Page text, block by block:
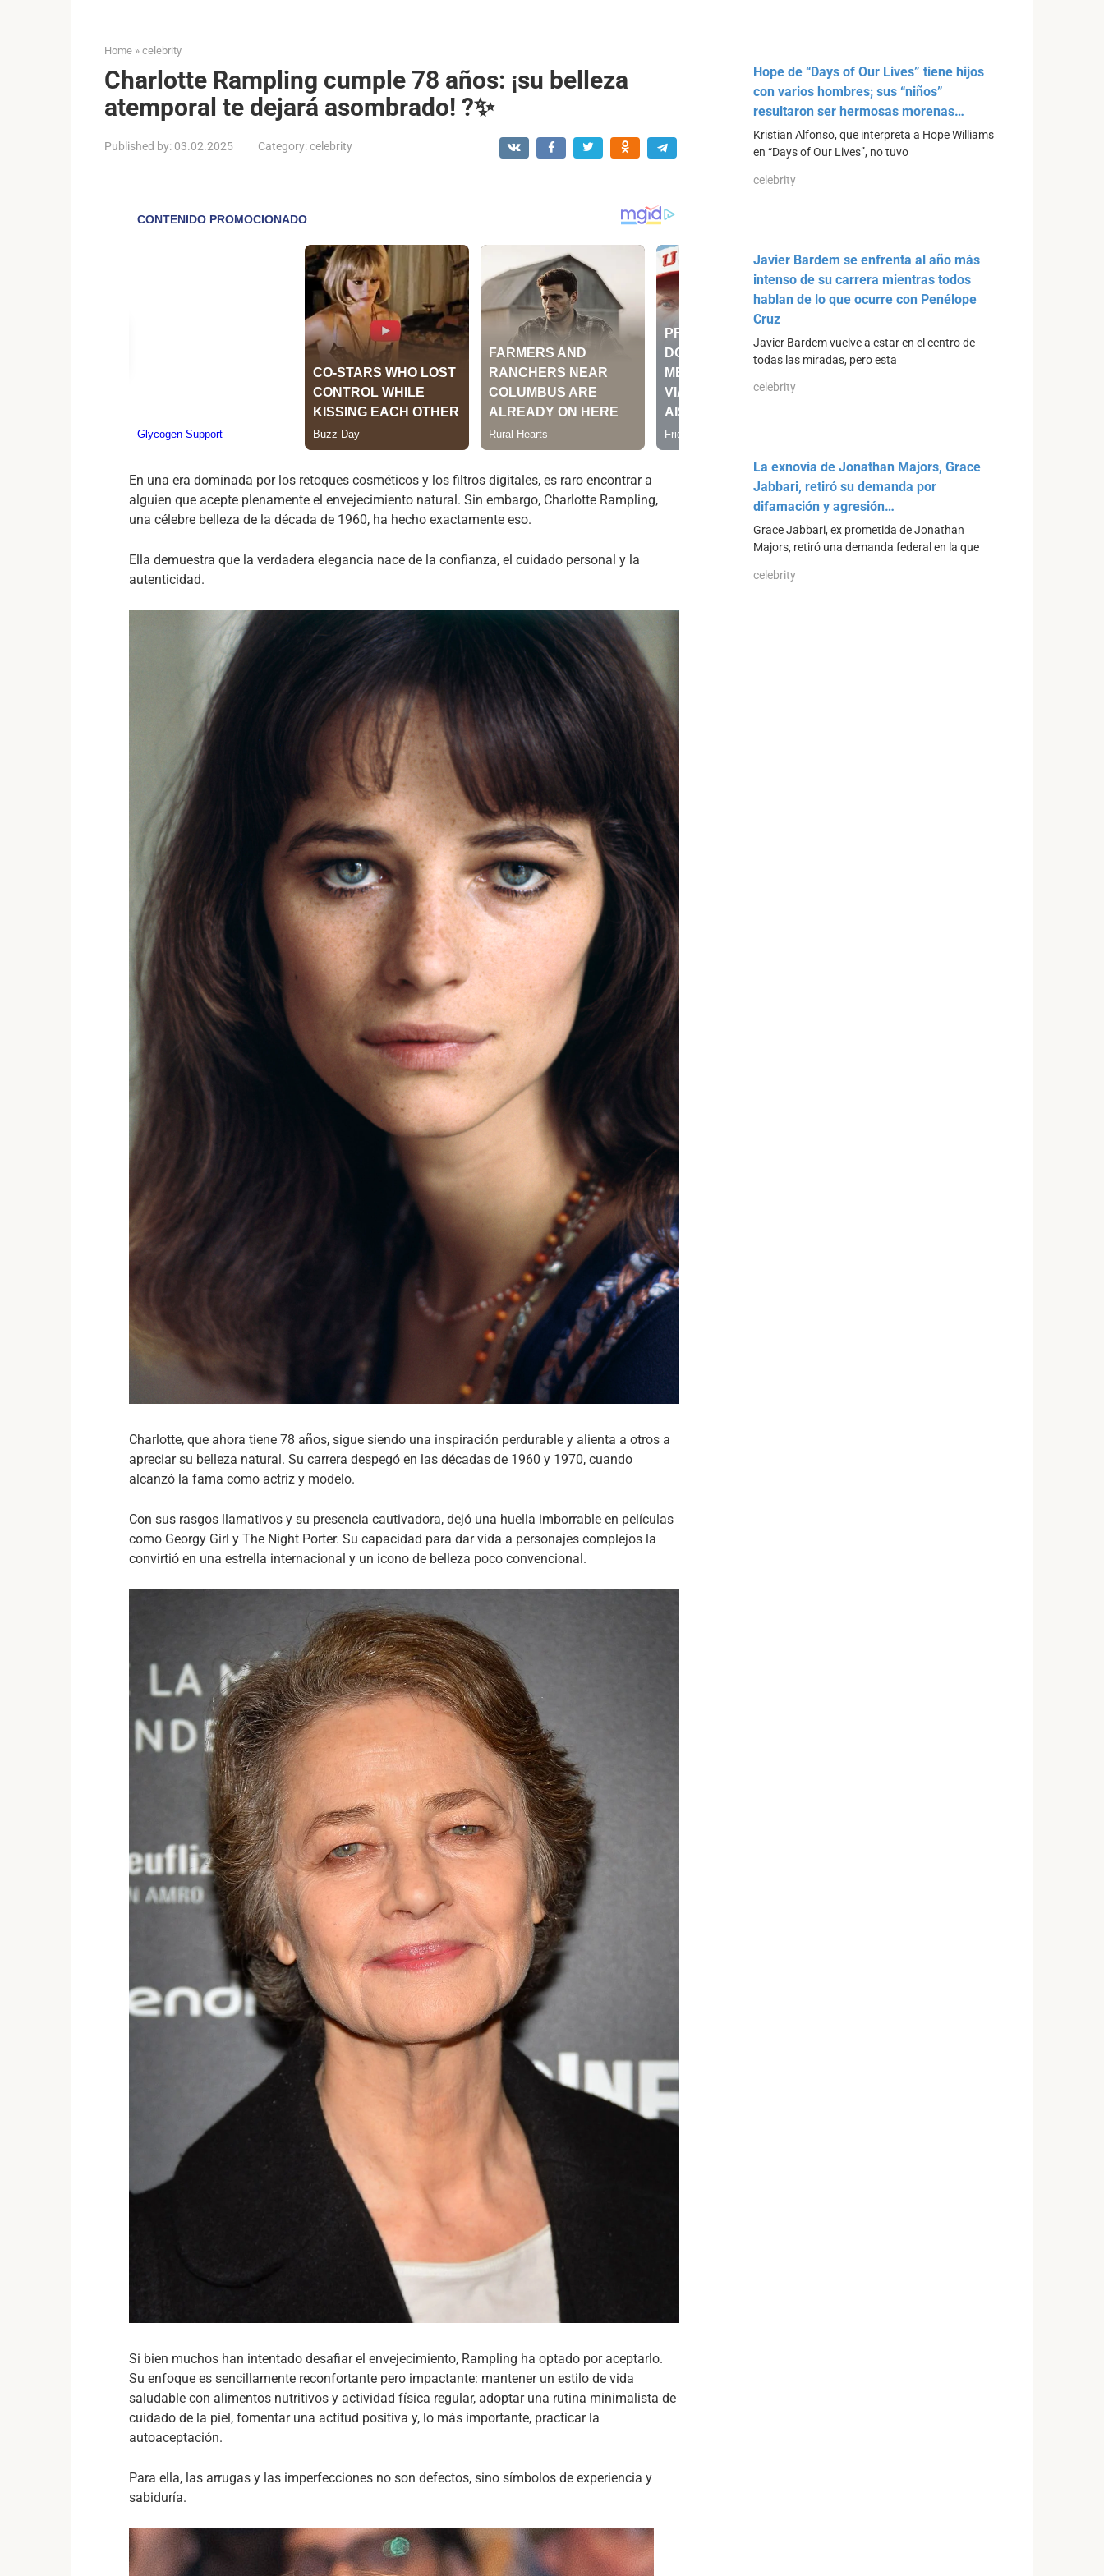
Home » celebrity
Charlotte Rampling cumple 78 años: ¡su belleza
atemporal te dejará asombrado! ?✨
Published by: 03.02.2025 Category:celebrity
En una era dominada por los retoques cosméticos y los filtros digitales, es raro encontrar a
alguien que acepte plenamente el envejecimiento natural. Sin embargo, Charlotte Rampling,
una célebre belleza de la década de 1960, ha hecho exactamente eso.
Ella demuestra que la verdadera elegancia nace de la confianza, el cuidado personal y la
autenticidad.
Charlotte, que ahora tiene 78 años, sigue siendo una inspiración perdurable y alienta a otros a
apreciar su belleza natural. Su carrera despegó en las décadas de 1960 y 1970, cuando
alcanzó la fama como actriz y modelo.
Con sus rasgos llamativos y su presencia cautivadora, dejó una huella imborrable en películas
como Georgy Girl y The Night Porter. Su capacidad para dar vida a personajes complejos la
convirtió en una estrella internacional y un icono de belleza poco convencional.
Si bien muchos han intentado desafiar el envejecimiento, Rampling ha optado por aceptarlo.
Su enfoque es sencillamente reconfortante pero impactante: mantener un estilo de vida
saludable con alimentos nutritivos y actividad física regular, adoptar una rutina minimalista de
cuidado de la piel, fomentar una actitud positiva y, lo más importante, practicar la
autoaceptación.
Para ella, las arrugas y las imperfecciones no son defectos, sino símbolos de experiencia y
sabiduría.
Hope de “Days of Our Lives” tiene hijos
con varios hombres; sus “niños”
resultaron ser hermosas morenas…
Kristian Alfonso, que interpreta a Hope Williams
en “Days of Our Lives”, no tuvo
celebrity
Javier Bardem se enfrenta al año más
intenso de su carrera mientras todos
hablan de lo que ocurre con Penélope
Cruz
Javier Bardem vuelve a estar en el centro de
todas las miradas, pero esta
celebrity
La exnovia de Jonathan Majors, Grace
Jabbari, retiró su demanda por
difamación y agresión…
Grace Jabbari, ex prometida de Jonathan
Majors, retiró una demanda federal en la que
celebrity